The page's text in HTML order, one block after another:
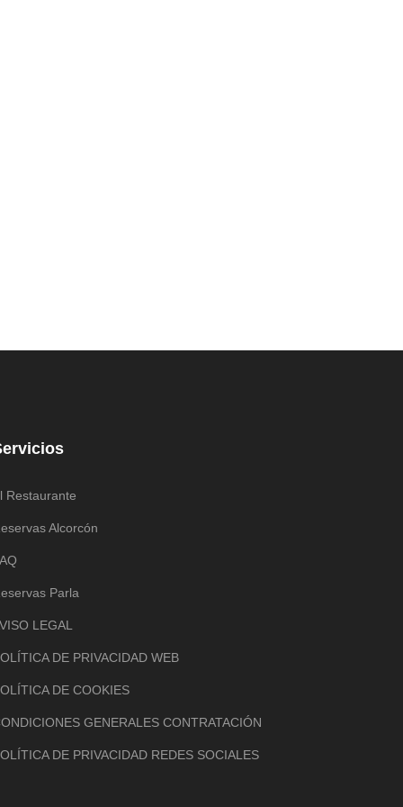
Restaurante
Alcorcón
Parla
LEGAL
DE PRIVACIDAD WEB
DE COOKIES
GENERALES CONTRATACIÓN
DE PRIVACIDAD REDES SOCIALES